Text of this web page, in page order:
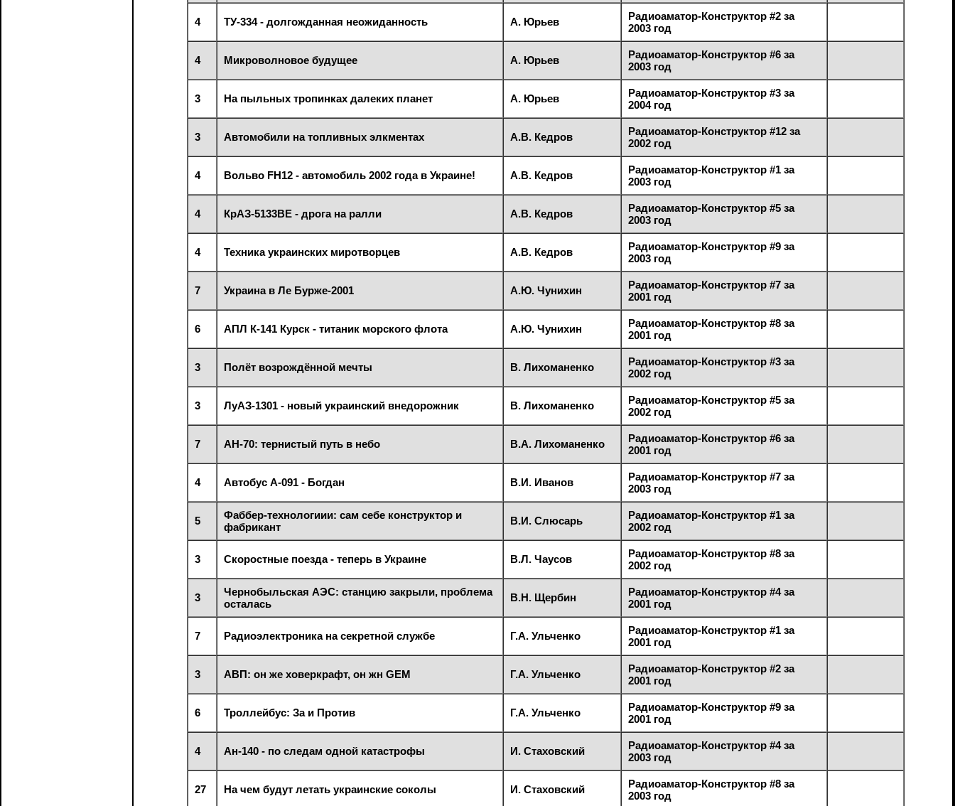
4 ТУ-334 - долгожданная неожиданность А. Юрьев
Радиоаматор-Конструктор #2 за
2003 год
4 Микроволновое будущее А. Юрьев
Радиоаматор-Конструктор #6 за
2003 год
3 На пыльных тропинках далеких планет А. Юрьев
Радиоаматор-Конструктор #3 за
2004 год
3 Автомобили на топливных элкментах А.В. Кедров
Радиоаматор-Конструктор #12 за
2002 год
4 Вольво FH12 - автомобиль 2002 года в Украине! А.В. Кедров
Радиоаматор-Конструктор #1 за
2003 год
4 КрАЗ-5133ВЕ - дрога на ралли А.В. Кедров
Радиоаматор-Конструктор #5 за
2003 год
4 Техника украинских миротворцев А.В. Кедров
Радиоаматор-Конструктор #9 за
2003 год
7 Украина в Ле Бурже-2001 А.Ю. Чунихин
Радиоаматор-Конструктор #7 за
2001 год
6 АПЛ К-141 Курск - титаник морского флота А.Ю. Чунихин
Радиоаматор-Конструктор #8 за
2001 год
3 Полёт возрождённой мечты В. Лихоманенко
Радиоаматор-Конструктор #3 за
2002 год
3 ЛуАЗ-1301 - новый украинский внедорожник В. Лихоманенко
Радиоаматор-Конструктор #5 за
2002 год
7 АН-70: тернистый путь в небо В.А. Лихоманенко
Радиоаматор-Конструктор #6 за
2001 год
4 Автобус А-091 - Богдан В.И. Иванов
Радиоаматор-Конструктор #7 за
2003 год
5
Фаббер-технологиии: сам себе конструктор и
фабрикант
В.И. Слюсарь
Радиоаматор-Конструктор #1 за
2002 год
3 Скоростные поезда - теперь в Украине В.Л. Чаусов
Радиоаматор-Конструктор #8 за
2002 год
3
Чернобыльская АЭС: станцию закрыли, проблема
осталась
В.Н. Щербин
Радиоаматор-Конструктор #4 за
2001 год
7 Радиоэлектроника на секретной службе Г.А. Ульченко
Радиоаматор-Конструктор #1 за
2001 год
3 АВП: он же ховеркрафт, он жн GEM Г.А. Ульченко
Радиоаматор-Конструктор #2 за
2001 год
6 Троллейбус: За и Против Г.А. Ульченко
Радиоаматор-Конструктор #9 за
2001 год
4 Ан-140 - по следам одной катастрофы И. Стаховский
Радиоаматор-Конструктор #4 за
2003 год
27 На чем будут летать украинские соколы И. Стаховский
Радиоаматор-Конструктор #8 за
2003 год